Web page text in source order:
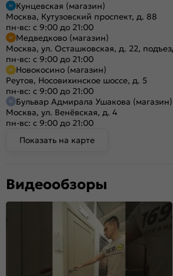
Кунцевская (магазин)
Москва, Кутузовский проспект, д. 88
пн-вс: с 9:00 до 21:00
Медведково (магазин)
Москва, ул. Осташковская, д. 22,
пн-вс: с 9:00 до 21:00
Новокосино (магазин)
Реутов, Носовихинское шоссе, д. 5
пн-вс: с 9:00 до 21:00
Бульвар Адмирала Ушакова (магазин)
Москва, ул. Венёвская, д. 4
пн-вс: с 9:00 до 21:00
Показать на карте
Видеообзоры